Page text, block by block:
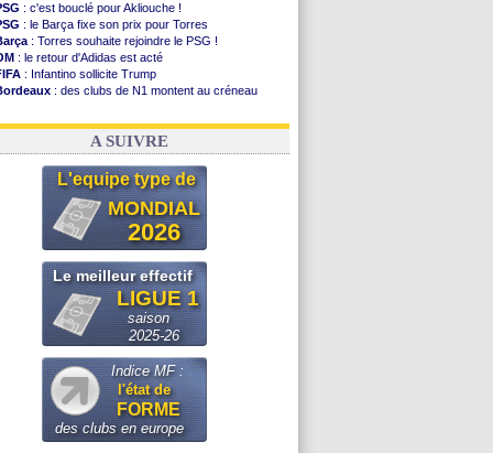
: c'est bouclé pour Akliouche !
: le Barça fixe son prix pour Torres
: Torres souhaite rejoindre le PSG !
: le retour d'Adidas est acté
: Infantino sollicite Trump
: des clubs de N1 montent au créneau
: le démenti de Leipzig pour Diomandé
A SUIVRE
L'equipe type de
MONDIAL
2026
Le meilleur effectif
LIGUE 1
saison
2025-26
Indice MF :
l'état de
FORME
des clubs en europe